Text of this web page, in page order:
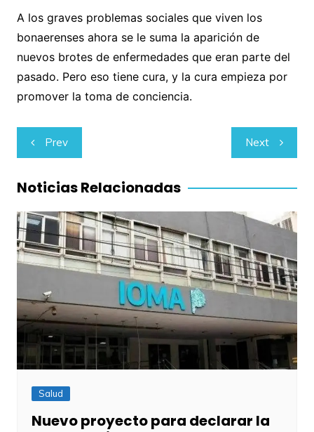
A los graves problemas sociales que viven los
bonaerenses ahora se le suma la aparición de
nuevos brotes de enfermedades que eran parte del
pasado. Pero eso tiene cura, y la cura empieza por
promover la toma de conciencia.
Navegación
de
entradas
Prev Next
Noticias Relacionadas
Salud
Nuevo proyecto para declarar la